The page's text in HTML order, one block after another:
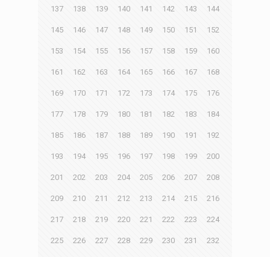
137 138 139 140 141 142 143 144
145 146 147 148 149 150 151 152
153 154 155 156 157 158 159 160
161 162 163 164 165 166 167 168
169 170 171 172 173 174 175 176
177 178 179 180 181 182 183 184
185 186 187 188 189 190 191 192
193 194 195 196 197 198 199 200
201 202 203 204 205 206 207 208
209 210 211 212 213 214 215 216
217 218 219 220 221 222 223 224
225 226 227 228 229 230 231 232